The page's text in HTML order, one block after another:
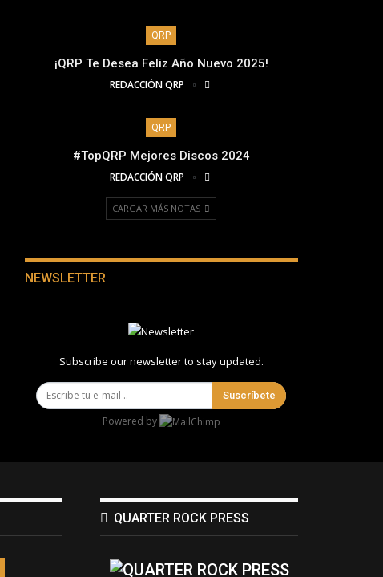
QRP
¡QRP Te Desea Feliz Año Nuevo 2025!
REDACCIÓN QRP
QRP
#TopQRP Mejores Discos 2024
REDACCIÓN QRP
CARGAR MÁS NOTAS
NEWSLETTER
Subscribe our newsletter to stay updated.
Suscríbete
Powered by
QUARTER ROCK PRESS